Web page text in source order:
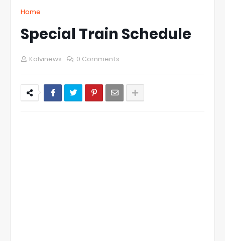
Home
Special Train Schedule
Kalvinews 0 Comments